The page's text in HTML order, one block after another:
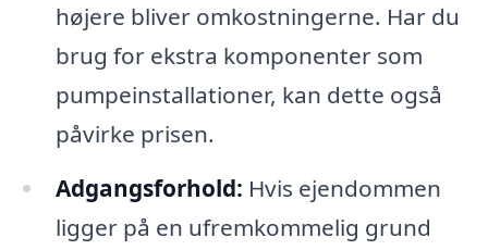
højere bliver omkostningerne. Har du
brug for ekstra komponenter som
pumpeinstallationer, kan dette også
påvirke prisen.
Adgangsforhold: Hvis ejendommen
ligger på en ufremkommelig grund